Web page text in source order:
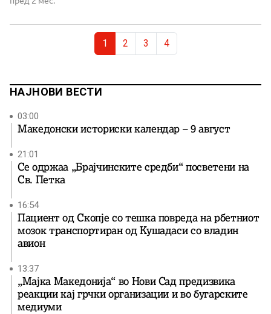
Филипче молчи и ја убедува јавноста дека нема
причина за загриженост. Наместо јасно да ги брани […]
Current Page
1 Page
2 Page
3 Page
4
НАЈНОВИ ВЕСТИ
03:00
Македонски историски календар – 9 август
21:01
Се одржаа „Брајчинските средби“ посветени на
Св. Петка
16:54
Пациент од Скопје со тешка повреда на рбетниот
мозок транспортиран од Кушадаси со владин
авион
13:37
„Мајка Македонија“ во Нови Сад предизвика
реакции кај грчки организации и во бугарските
медиуми